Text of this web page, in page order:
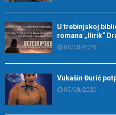
U trebinjskoj
romana „Ilirik“
05/08/2026
Vukašin Đurić
05/08/2026